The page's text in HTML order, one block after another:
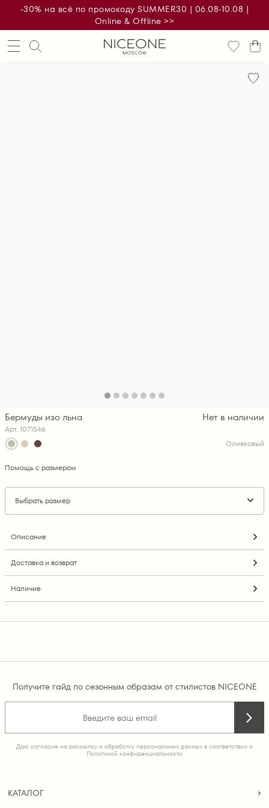
-30% на всё по промокоду SUMMER30 | 06.08-10.08 |
Online & Offline >>
Бермуды изо льна
Арт. 1071546
Нет в наличии
Оливковый
Помощь с размером
Выбрать размер
Описание
Доставка и возврат
Наличие
Получите гайд по сезонным образам от стилистов NICEONE
Даю согласие на рассылку и обработку персональных данных в соответствии с
Политикой конфиденциальности
КАТАЛОГ